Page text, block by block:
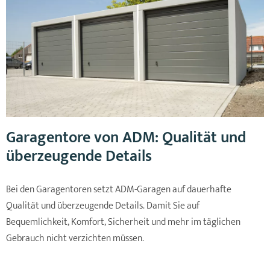
Garagentore von ADM: Qualität und
überzeugende Details
Bei den Garagentoren setzt ADM-Garagen auf dauerhafte
Qualität und überzeugende Details. Damit Sie auf
Bequemlichkeit, Komfort, Sicherheit und mehr im täglichen
Gebrauch nicht verzichten müssen.